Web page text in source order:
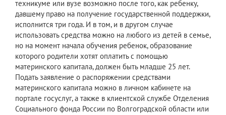
техникуме или вузе возможно после того, как ребенку,
давшему право на получение государственной поддержки,
исполнится три года. И в том, и в другом случае
использовать средства можно на любого из детей в семье,
но на момент начала обучения ребенок, образование
которого родители хотят оплатить с помощью
материнского капитала, должен быть младше 25 лет.
Подать заявление о распоряжении средствами
материнского капитала можно в личном кабинете на
портале госуслуг, а также в клиентской службе Отделения
Социального фонда России по Волгоградской области или